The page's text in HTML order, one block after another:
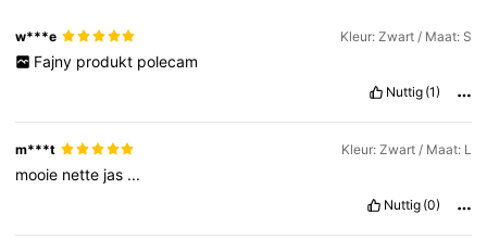
w***e Kleur: Zwart / Maat: S
Fajny produkt polecam
Nuttig (1)
m***t Kleur: Zwart / Maat: L
mooie nette jas ...
Nuttig (0)